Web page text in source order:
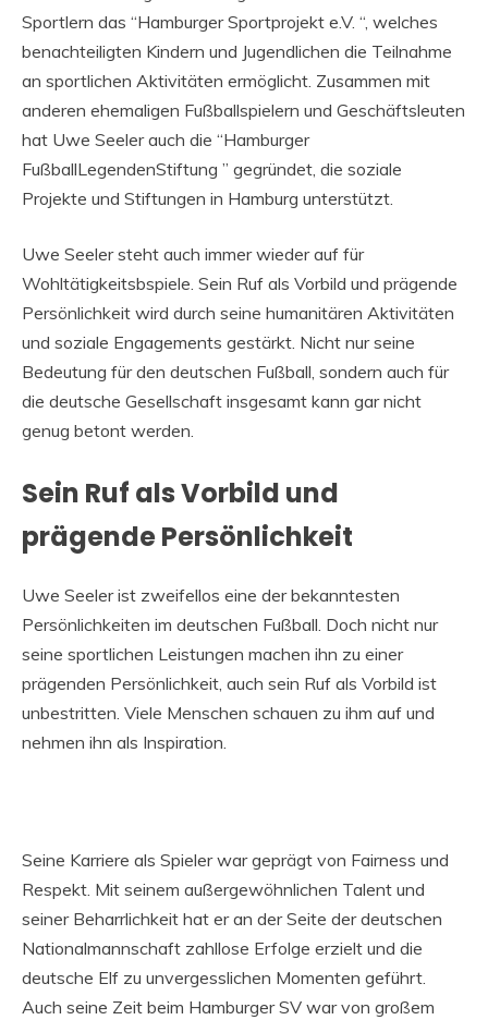
Sportlern das “Hamburger Sportprojekt e.V. “, welches
benachteiligten Kindern und Jugendlichen die Teilnahme
an sportlichen Aktivitäten ermöglicht. Zusammen mit
anderen ehemaligen Fußballspielern und Geschäftsleuten
hat Uwe Seeler auch die “Hamburger
FußballLegendenStiftung ” gegründet, die soziale
Projekte und Stiftungen in Hamburg unterstützt.
Uwe Seeler steht auch immer wieder auf für
Wohltätigkeitsbspiele. Sein Ruf als Vorbild und prägende
Persönlichkeit wird durch seine humanitären Aktivitäten
und soziale Engagements gestärkt. Nicht nur seine
Bedeutung für den deutschen Fußball, sondern auch für
die deutsche Gesellschaft insgesamt kann gar nicht
genug betont werden.
Sein Ruf als Vorbild und
prägende Persönlichkeit
Uwe Seeler ist zweifellos eine der bekanntesten
Persönlichkeiten im deutschen Fußball. Doch nicht nur
seine sportlichen Leistungen machen ihn zu einer
prägenden Persönlichkeit, auch sein Ruf als Vorbild ist
unbestritten. Viele Menschen schauen zu ihm auf und
nehmen ihn als Inspiration.
Seine Karriere als Spieler war geprägt von Fairness und
Respekt. Mit seinem außergewöhnlichen Talent und
seiner Beharrlichkeit hat er an der Seite der deutschen
Nationalmannschaft zahllose Erfolge erzielt und die
deutsche Elf zu unvergesslichen Momenten geführt.
Auch seine Zeit beim Hamburger SV war von großem